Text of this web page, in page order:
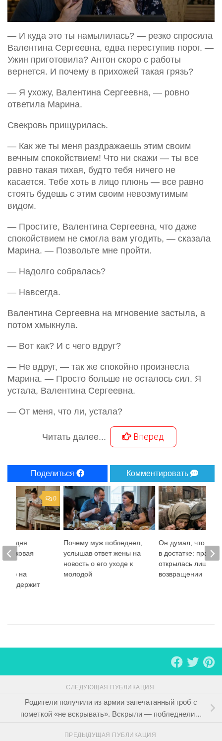
— И куда это ты намылилась? — резко спросила
Валентина Сергеевна, едва переступив порог. —
Ужин приготовила? Антон скоро с работы
вернется. И почему в прихожей такая грязь?
— Я ухожу, Валентина Сергеевна, — ровно
ответила Марина.
Свекровь прищурилась.
— Как же ты меня раздражаешь этим своим
вечным спокойствием! Что ни скажи — ты все
равно такая тихая, будто тебя ничего не
касается. Тебе хоть в лицо плюнь — все равно
стоять будешь с этим своим невозмутимым
видом.
— Простите, Валентина Сергеевна, что даже
спокойствием не смогла вам угодить, — сказала
Марина. — Позвольте мне пройти.
— Надолго собралась?
— Навсегда.
Валентина Сергеевна на мгновение застыла, а
потом хмыкнула.
— Вот как? И с чего вдруг?
— Не вдруг, — так же спокойно произнесла
Марина. — Просто больше не осталось сил. Я
устала, Валентина Сергеевна.
— От меня, что ли, устала?
Читать далее... Вперед
Поделиться Комментировать
Почему муж побледнел,
услышав ответ жены на
новость о его уходе к
молодой
Он думал, что они
в достатке: правда
открылась лишь по
возвращении
0
роковая
кто на
содержит
СЛЕДУЮЩАЯ ПУБЛИКАЦИЯ
Родители получили из армии запечатанный гроб с
пометкой «не вскрывать». Вскрыли — побледнели…
ПРЕДЫДУЩАЯ ПУБЛИКАЦИЯ